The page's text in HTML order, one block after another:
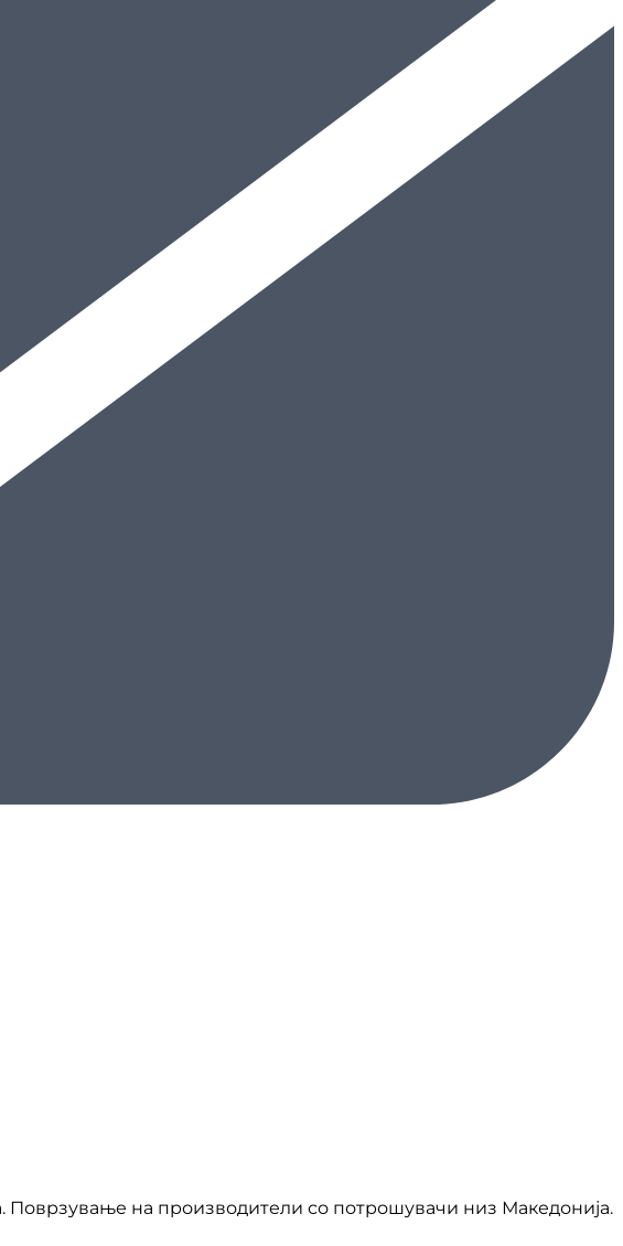
на производители со потрошувачи низ Македонија.